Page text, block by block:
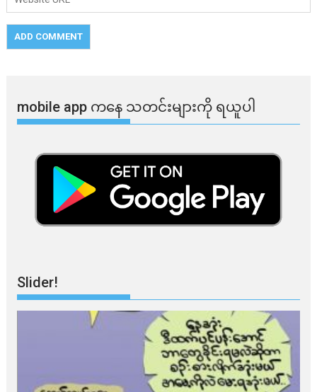
mobile app ​​ကနေ ​​သတင်းများကို ရယူပါ
Slider!